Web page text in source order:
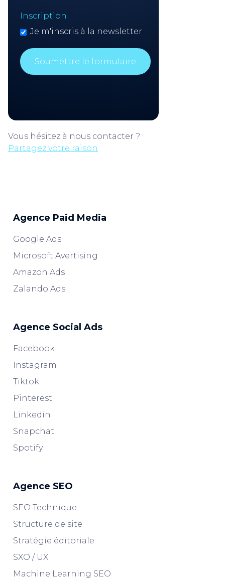
Inscription
Je m'inscris à la newsletter
Vous hésitez à nous contacter ?
Partagez votre raison
Agence Paid Media
Google Ads
Microsoft Avertising
Amazon Ads
Zalando Ads
Agence Social Ads
Facebook
Instagram
Tiktok
Pinterest
Linkedin
Snapchat
Spotify
Agence SEO
SEO Technique
Structure de site
Stratégie éditoriale
SXO / UX
Machine Learning SEO